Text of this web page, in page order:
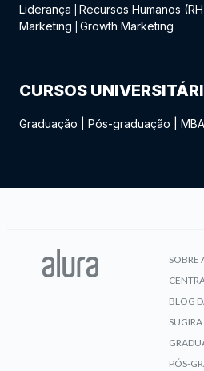
Liderança
Recursos Humanos
Marketing
Growth Marketing
CURSOS
Graduação Pós-graduação MBA
SOBRE
BLOG
PÓS-